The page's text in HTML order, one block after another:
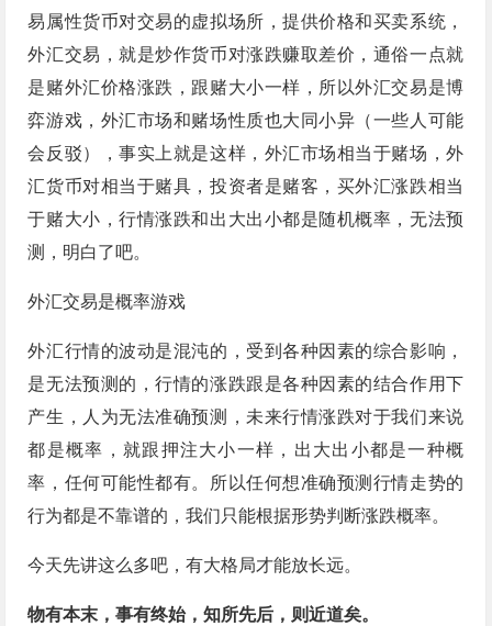
易属性货币对交易的虚拟场所，提供价格和买卖系统，
外汇交易，就是炒作货币对涨跌赚取差价，通俗一点就
是赌外汇价格涨跌，跟赌大小一样，所以外汇交易是博
弈游戏，外汇市场和赌场性质也大同小异（一些人可能
会反驳），事实上就是这样，外汇市场相当于赌场，外
汇货币对相当于赌具，投资者是赌客，买外汇涨跌相当
于赌大小，行情涨跌和出大出小都是随机概率，无法预
测，明白了吧。
外汇交易是概率游戏
外汇行情的波动是混沌的，受到各种因素的综合影响，
是无法预测的，行情的涨跌跟是各种因素的结合作用下
产生，人为无法准确预测，未来行情涨跌对于我们来说
都是概率，就跟押注大小一样，出大出小都是一种概
率，任何可能性都有。所以任何想准确预测行情走势的
行为都是不靠谱的，我们只能根据形势判断涨跌概率。
今天先讲这么多吧，有大格局才能放长远。
物有本末，事有终始，知所先后，则近道矣。